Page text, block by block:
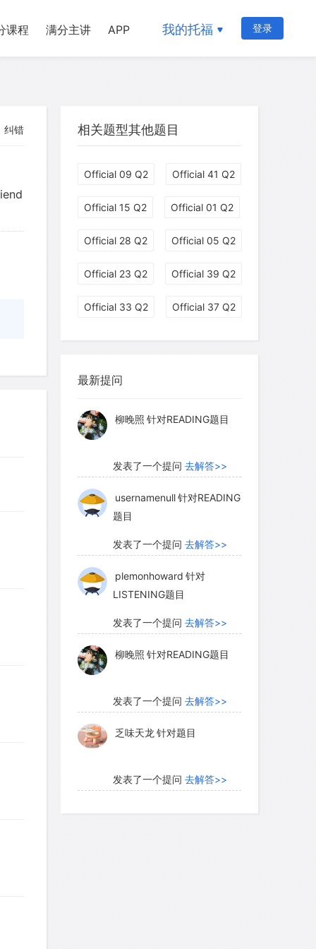
课程 满分主讲 APP 我的托福 登录
纠错 相关题型其他题目
Official 09 Q2 Official 41 Q2
Official 15 Q2 Official 01 Q2
Official 28 Q2 Official 05 Q2
Official 23 Q2 Official 39 Q2
Official 33 Q2 Official 37 Q2
最新提问
myglaurie针对题目
发表了一个提问
柳晚照 针对READING题目
发表了一个提问 去解答>>
usernamenull针对READING
题目
发表了一个提问 去解答>>
plemonhoward 针对
LISTENING题目
发表了一个提问 去解答>>
柳晚照 针对READING题目
发表了一个提问 去解答>>
乏味天龙 针对题目
发表了一个提问 去解答>>
内测账号萌萌新102 针对题